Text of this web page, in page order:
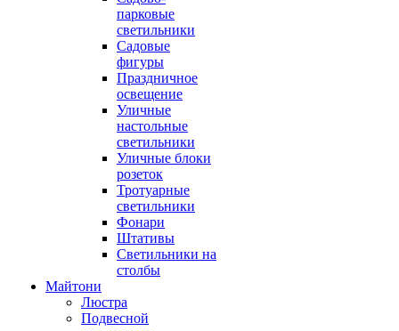
парковые
светильники
Садовые
фигуры
Праздничное
освещение
Уличные
настольные
светильники
Уличные блоки
розеток
Тротуарные
светильники
Фонари
Штативы
Светильники на
столбы
Майтони
Люстра
Подвесной